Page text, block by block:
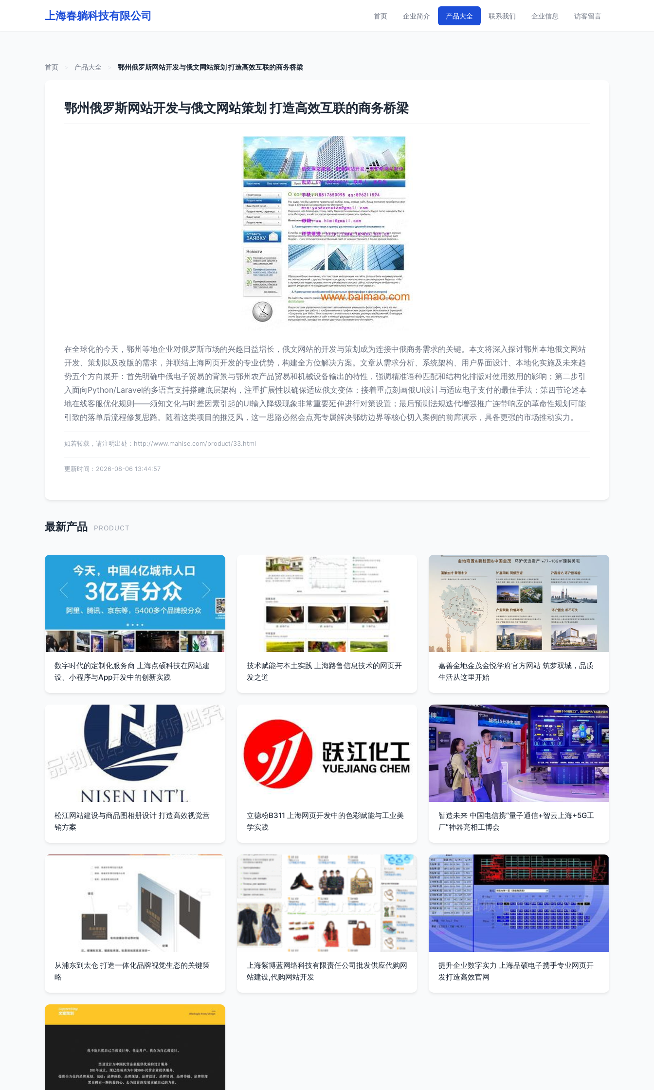
上海春躺科技有限公司 首页 企业简介 产品大全 联系我们 企业信息 访客留言
首页 产品大全 鄂州俄罗斯网站开发与俄文网站策划 打造高效互联的商务桥梁
鄂州俄罗斯网站开发与俄文网站策划 打造高效互联的商务桥梁
在全球化的今天，鄂州等地企业对俄罗斯市场的兴趣日益增长，俄文网站的开发与策划成为连接中俄商务需求的关键。本文将深入探讨鄂州本地俄文网站
开发、策划以及改版的需求，并联结上海网页开发的专业优势，构建全方位解决方案。文章从需求分析、系统架构、用户界面设计、本地化实施及未来趋
势五个方向展开：首先明确中俄电子贸易的背景与鄂州农产品贸易和机械设备输出的特性，强调精准语种匹配和结构化排版对使用效用的影响；第二步引
入面向Python/Laravel的多语言支持搭建底层架构，注重扩展性以确保适应俄文变体；接着重点刻画俄UI设计与适应电子支付的最佳手法；第四节论述本
地在线客服优化规则——须知文化与时差因素引起的UI输入降级现象非常重要延伸进行对策设置；最后预测法规迭代增强推广连带响应的革命性规划可能
引致的落单后流程修复思路。随着这类项目的推泛风，这一思路必然会点亮专属解决鄂纺边界等核心切入案例的前席演示，具备更强的市场推动实力。
如若转载，请注明出处：http://www.mahise.com/product/33.html
更新时间：2026-08-06 13:44:57
最新产品 PRODUCT
数字时代的定制化服务商 上海点硕科技在网站建
设、小程序与App开发中的创新实践
技术赋能与本土实践 上海路鲁信息技术的网页开
发之道
嘉善金地金茂金悦学府官方网站 筑梦双城，品质
生活从这里开始
松江网站建设与商品图相册设计 打造高效视觉营
销方案
立德粉B311 上海网页开发中的色彩赋能与工业美
学实践
智造未来 中国电信携“量子通信+智云上海+5G工
厂”神器亮相工博会
从浦东到太仓 打造一体化品牌视觉生态的关键策
略
上海紫博蓝网络科技有限责任公司批发供应代购网
站建设,代购网站开发
提升企业数字实力 上海品硕电子携手专业网页开
发打造高效官网